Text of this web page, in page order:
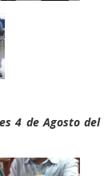
4 de Agosto del